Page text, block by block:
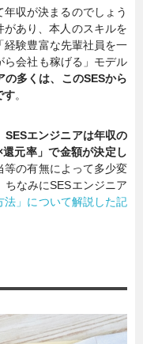
収が決まるのでしょう
あり、本人のスキルを
経験豊富な先輩社員を一
ら会社も稼げる」モデル
多くは、このSESから
す。
SESエンジニアは年収の
元率」で金額が決定し
等の有無によって多少変
なみにSESエンジニア
法」について解説した記